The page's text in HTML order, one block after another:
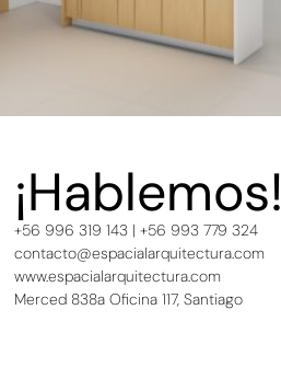
¡Hablemos!
+56 996 319 143 | +56 993 779 324
contacto@espacialarquitectura.com
www.espacialarquitectura.com
Merced 838a Oficina 117, Santiago